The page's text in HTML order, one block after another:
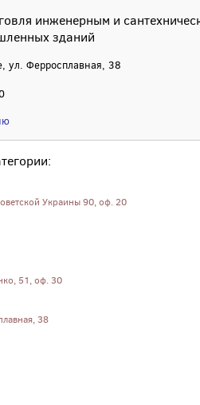
инженерным и
зданий
ул. Ферросплавная, 38
Украины 90, оф. 20
51, оф. 30
38